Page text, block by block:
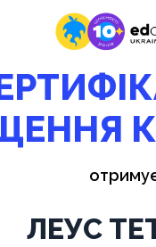
ЛЕУС